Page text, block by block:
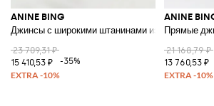
ANINE BING
Джинсы с широкими штанинами из денима
23 709,31 ₽
15 410,53 ₽
-35%
ANINE
Прямые
21 168,79 ₽
13 760,53 ₽